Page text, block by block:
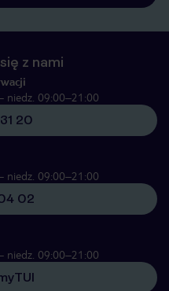
z nami
niedz. 09:00–21:00
20
niedz. 09:00–21:00
02
niedz. 09:00–21:00